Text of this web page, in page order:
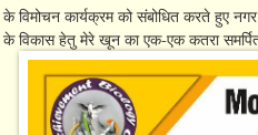
के विमोचन कार्यक्रम को संबोधित करते हुए
विकास हेतु मेरे खून का एक-एक कतरा